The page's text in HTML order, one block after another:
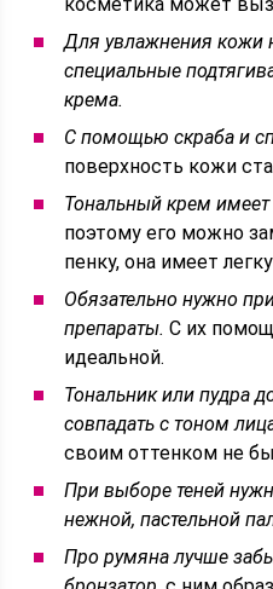
Для увлажнения кожи
специальные
крема.
С помощью скраба и
поверхность кожи
Тональный крем имеет
поэтому его можно
пенку, она имеет
Обязательно нужно
препараты. С их
идеальной.
Тональник или пудра
совпадать с тоном
своим оттенком не
При выборе теней
нежной, пастельной
Про румяна лучше